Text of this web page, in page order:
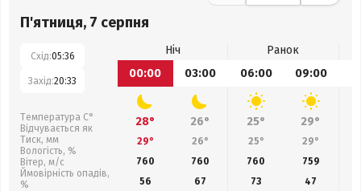
П'ятниця, 7 серпня
Схід:05:36
Захід:20:33
Температура С°
Відчувається як
Тиск, мм
Вологість, %
Вітер, м/с
Ймовірність опадів,
%
Ніч
Ранок
00:00
03:00 06:00 09:00
28° 26° 25° 29°
29° 26° 25° 29°
760
760 760 759
56
67 73 47